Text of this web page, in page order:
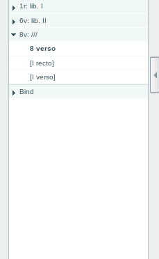
1r: lib. I
6v: lib. II
8v: ///
8 verso
[I recto]
[I verso]
Bind